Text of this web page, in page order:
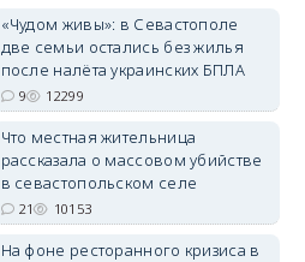
«Чудом живы»: в Севастополе
две семьи остались без жилья
после налёта украинских БПЛА
9 12299
Что местная жительница
рассказала о массовом убийстве
в севастопольском селе
21 10153
На фоне ресторанного кризиса в